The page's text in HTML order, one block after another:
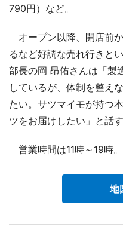
790円）など。
オープン以降、開店前
るなど好調な売れ行きと
部長の岡 昂佑さんは「製
しているが、体制を整え
たい。サツマイモが持つ
ツをお届けしたい」と話す
営業時間は11時～19時。
地